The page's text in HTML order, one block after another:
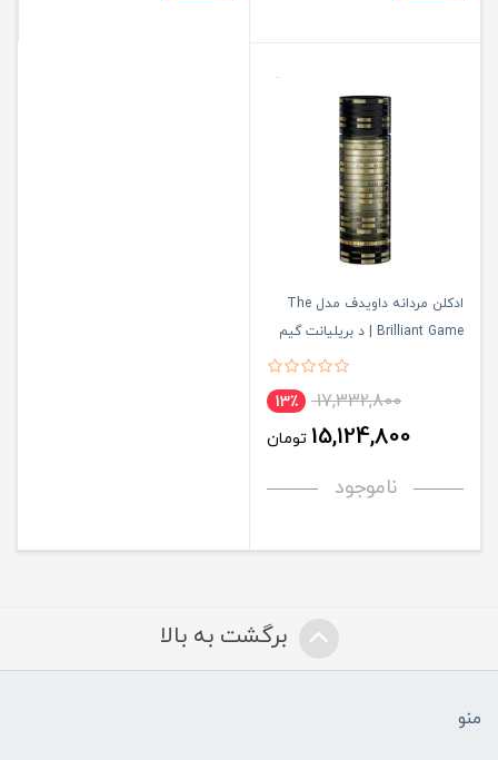
ادکلن مردانه داویدف مدل The
Brilliant Game | د بریلیانت گیم
17,332,800 13٪
15,124,800 تومان
ناموجود
برگشت به بالا
منو